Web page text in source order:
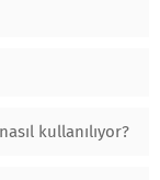
kullanılıyor?